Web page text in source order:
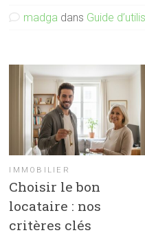
madga dans Guide
IMMOBILIER
Choisir le bon
locataire : nos
critères clés